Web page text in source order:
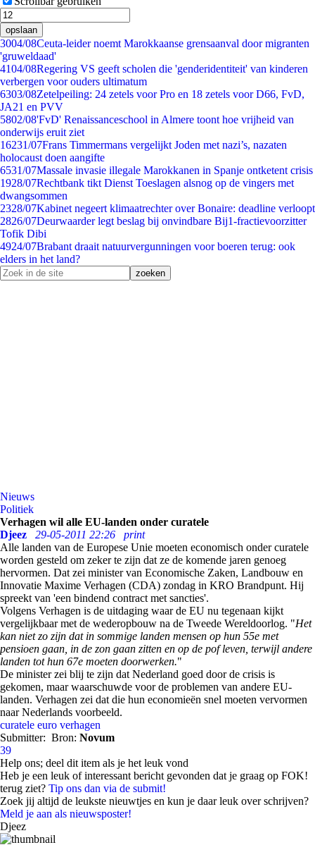
opslaan
3004/08Ceuta-leider noemt Marokkaanse grensaanval door migranten
'gruweldaad'
4104/08Regering VS geeft scholen die 'genderidentiteit' van kinderen
verbergen voor ouders ultimatum
6303/08Zetelpeiling: 24 zetels voor Pro en 18 zetels voor D66, FvD,
JA21 en PVV
5802/08'FvD' Renaissanceschool in Almere toont hoe vrijheid van
onderwijs eruit ziet
16231/07Frans Timmermans vergelijkt Joden met nazi’s, nazaten
holocaust doen aangifte
6531/07Massale invasie illegale Marokkanen in Spanje ontketent crisis
1928/07Rechtbank tikt Dienst Toeslagen alsnog op de vingers met
dwangsommen
2328/07Kabinet negeert klimaatrechter over Bonaire: deadline verloopt
2826/07Deurwaarder legt beslag bij onvindbare Bij1-fractievoorzitter
Tofik Dibi
4924/07Brabant draait natuurvergunningen voor boeren terug: ook
elders in het land?
Nieuws
Politiek
Verhagen wil alle EU-landen onder curatele
Djeez
29-05-2011 22:26
print
Alle landen van de Europese Unie moeten economisch onder curatele
worden gesteld om zeker te zijn dat ze de komende jaren genoeg
hervormen. Dat zei minister van Economische Zaken, Landbouw en
Innovatie Maxime Verhagen (CDA) zondag in KRO Brandpunt. Hij
spreekt van 'een bindend contract met sancties'.
Volgens Verhagen is de uitdaging waar de EU nu tegenaan kijkt
vergelijkbaar met de wederopbouw na de Tweede Wereldoorlog. "Het
kan niet zo zijn dat in sommige landen mensen op hun 55e met
pensioen gaan, in de zon gaan zitten en op de pof leven, terwijl andere
landen tot hun 67e moeten doorwerken."
De minister zei blij te zijn dat Nederland goed door de crisis is
gekomen, maar waarschuwde voor de problemen van andere EU-
landen. Verhagen zei dat die hun economieën snel moeten vervormen
naar Nederlands voorbeeld.
curatele euro verhagen
Submitter: Bron: Novum
39
Help ons; deel dit item als je het leuk vond
Heb je een leuk of interessant bericht gevonden dat je graag op FOK!
terug ziet? Tip ons dan via de submit!
Zoek jij altijd de leukste nieuwtjes en kun je daar leuk over schrijven?
Meld je aan als nieuwsposter!
Djeez